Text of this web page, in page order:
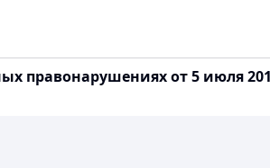
правонарушениях от 5 июля